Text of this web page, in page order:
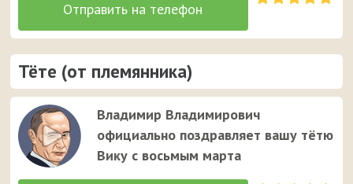
Тёте (от племянника)
Владимир Владимирович
официально поздравляет вашу тётю
Вику с восьмым марта